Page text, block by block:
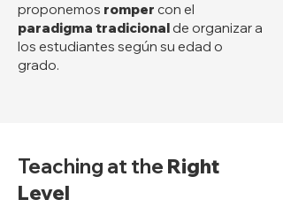
proponemos romper con el
paradigma tradicional de organizar a
los estudiantes según su edad o
grado.
Teaching at the Right
Level